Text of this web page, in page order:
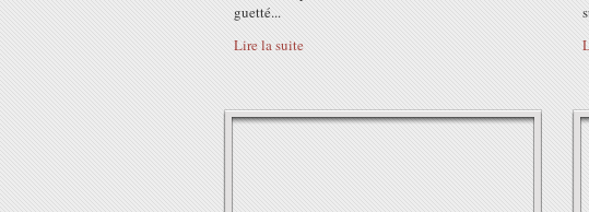
guetté...
Lire la suite